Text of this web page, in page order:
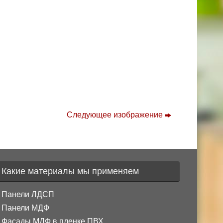
Следующее изображение
Какие материалы мы применяем
Панели ЛДСП
Панели МДФ